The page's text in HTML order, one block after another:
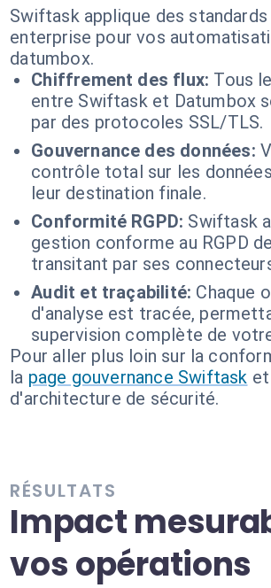
Swiftask applique des
enterprise pour vos
datumbox.
Chiffrement des flux: Tous
entre Swiftask et Datumbox
par des protocoles SSL/TLS.
Gouvernance des données:
contrôle total sur les
leur destination finale.
Conformité RGPD: Swiftask
gestion conforme au RGPD
transitant par ses
Audit et traçabilité: Chaque
d'analyse est tracée,
supervision complète de
Pour aller plus loin sur la
la page gouvernance Swiftask
d'architecture de sécurité.
RÉSULTATS
Impact
vos opérations